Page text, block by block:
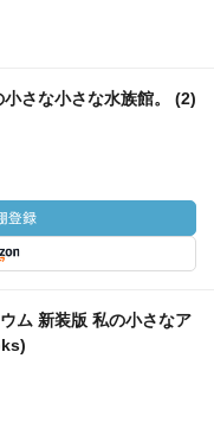
さな小さな水族館。 (2)
ム 新装版 私の小さなア